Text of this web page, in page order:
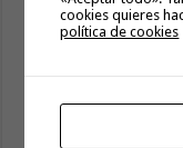
cookies quieres
política de cookies